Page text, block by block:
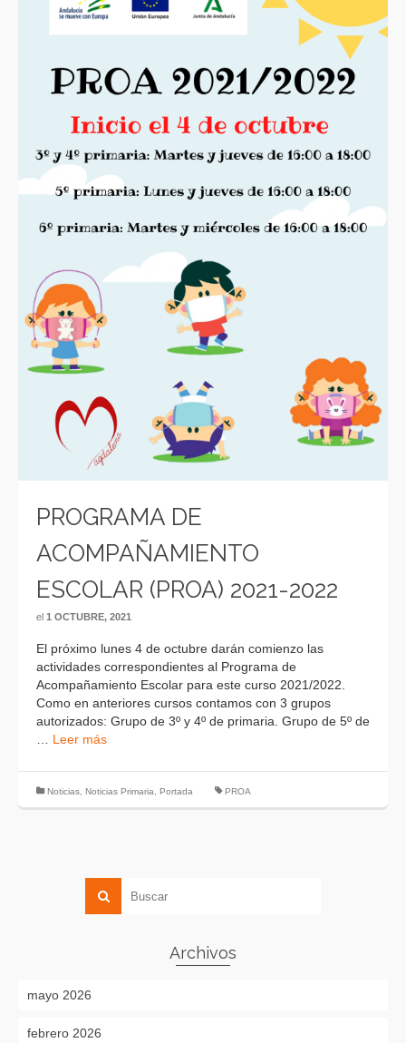
PROGRAMA DE
ACOMPAÑAMIENTO
ESCOLAR (PROA) 2021-2022
el 1 OCTUBRE, 2021
El próximo lunes 4 de octubre darán comienzo las
actividades correspondientes al Programa de
Acompañamiento Escolar para este curso 2021/2022.
Como en anteriores cursos contamos con 3 grupos
autorizados: Grupo de 3º y 4º de primaria. Grupo de 5º de
… Leer más
Noticias, Noticias Primaria, Portada PROA
Archivos
mayo 2026
febrero 2026